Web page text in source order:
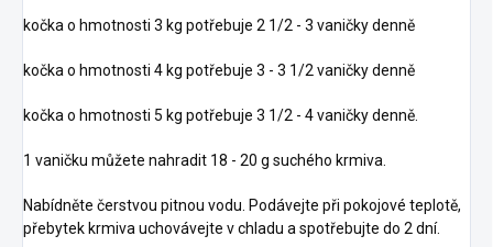
kočka o hmotnosti 3 kg potřebuje 2 1/2 - 3 vaničky denně
kočka o hmotnosti 4 kg potřebuje 3 - 3 1/2 vaničky denně
kočka o hmotnosti 5 kg potřebuje 3 1/2 - 4 vaničky denně.
1 vaničku můžete nahradit 18 - 20 g suchého krmiva.
Nabídněte čerstvou pitnou vodu. Podávejte při pokojové teplotě,
přebytek krmiva uchovávejte v chladu a spotřebujte do 2 dní.